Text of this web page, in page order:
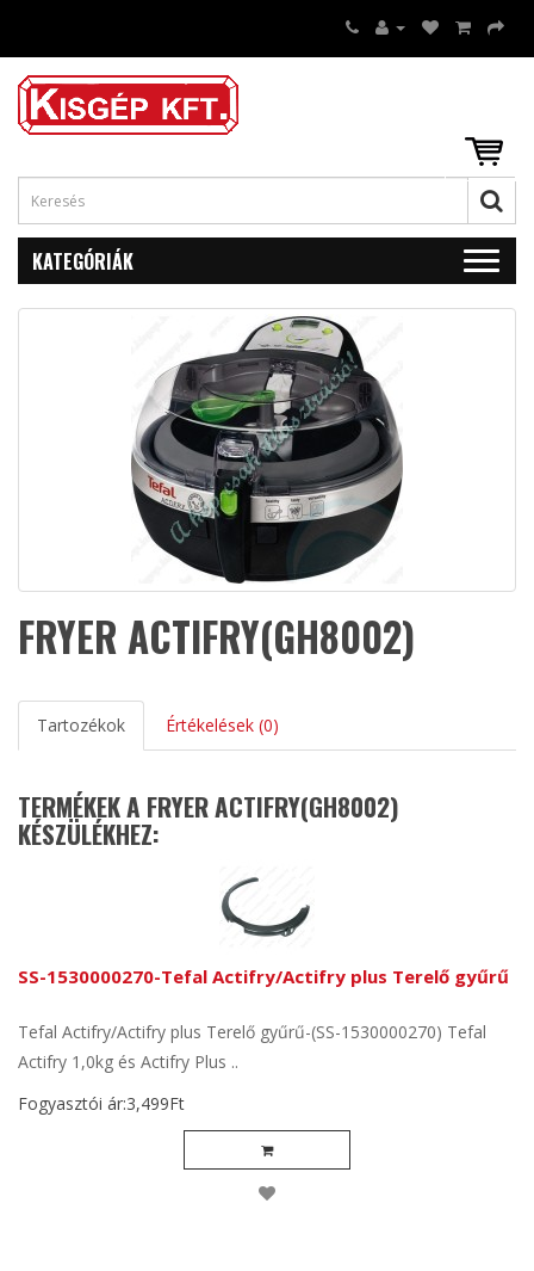
KATEGÓRIÁK
FRYER ACTIFRY(GH8002)
Tartozékok Értékelések (0)
TERMÉKEK A FRYER ACTIFRY(GH8002)
KÉSZÜLÉKHEZ:
SS-1530000270-Tefal Actifry/Actifry plus Terelő gyűrű
Tefal Actifry/Actifry plus Terelő gyűrű-(SS-1530000270) Tefal
Actifry 1,0kg és Actifry Plus ..
Fogyasztói ár:3,499Ft